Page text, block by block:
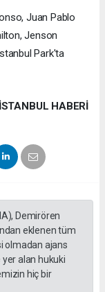
Juan Pablo
Jenson
Park'ta
İSTANBUL HABERİ
Demirören
eklenen tüm
olmadan ajans
alan hukuki
hiç bir